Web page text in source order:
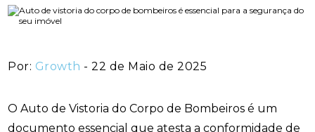
Por: Growth - 22 de Maio de 2025
O Auto de Vistoria do Corpo de Bombeiros é um
documento essencial que atesta a conformidade de